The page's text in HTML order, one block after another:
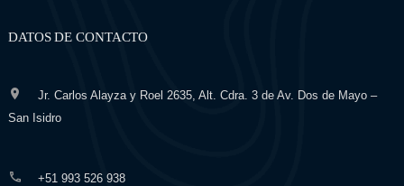
DATOS DE CONTACTO
Jr. Carlos Alayza y Roel 2635, Alt. Cdra. 3 de Av. Dos de Mayo –
San Isidro
+51 993 526 938